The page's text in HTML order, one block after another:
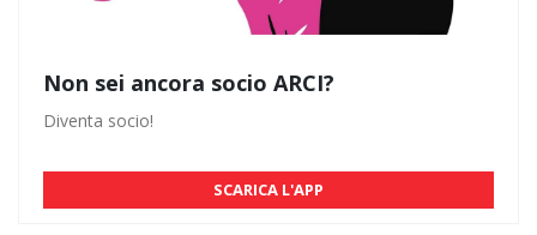
Non sei ancora socio ARCI?
Diventa socio!
SCARICA L'APP